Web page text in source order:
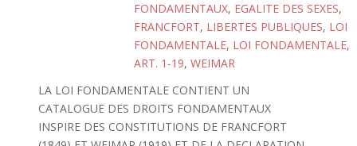
FONDAMENTAUX, EGALITE DES SEXES,
FRANCFORT, LIBERTES PUBLIQUES, LOI
FONDAMENTALE, LOI FONDAMENTALE,
ART. 1-19, WEIMAR
LA LOI FONDAMENTALE CONTIENT UN
CATALOGUE DES DROITS FONDAMENTAUX
INSPIRE DES CONSTITUTIONS DE FRANCFORT